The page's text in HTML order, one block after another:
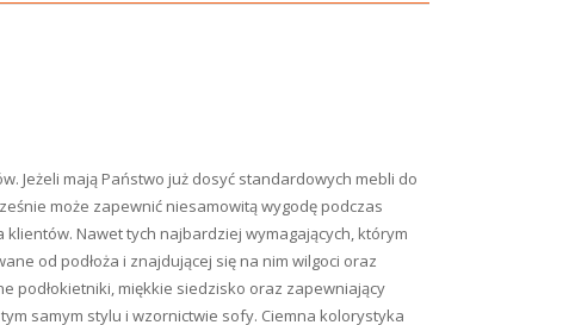
Jeżeli mają Państwo już dosyć standardowych mebli do
może zapewnić niesamowitą wygodę podczas
klientów. Nawet tych najbardziej wymagających, którym
od podłoża i znajdującej się na nim wilgoci oraz
podłokietniki, miękkie siedzisko oraz zapewniający
samym stylu i wzornictwie sofy. Ciemna kolorystyka